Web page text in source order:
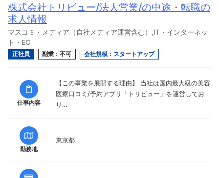
株式会社トリビュー/法人営業/の中途・転職の
求人情報
マスコミ・メディア（自社メディア運営含む）,IT・インターネッ
ト・EC
正社員 副業：不可 会社規模：スタートアップ
仕事内容
【この事業を展開する理由】 当社は国内最大級の美容
医療口コミ/予約アプリ「トリビュー」を運営してお
り…
勤務地
東京都